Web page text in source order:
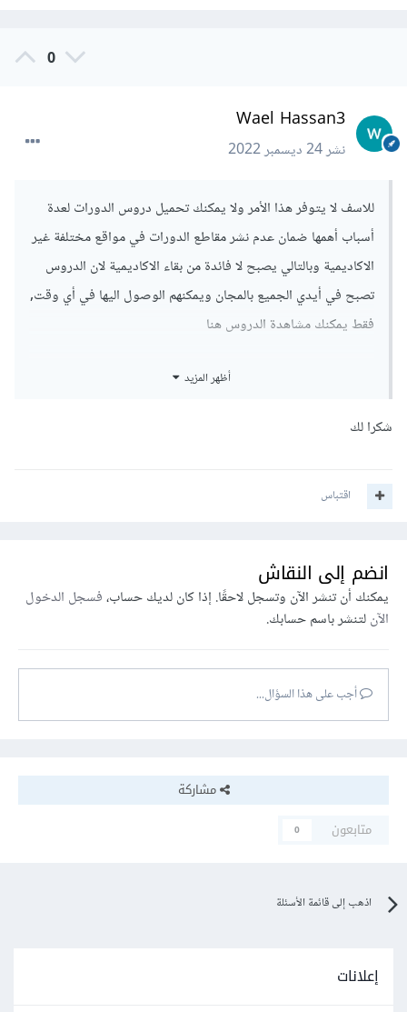
0
Wael Hassan3
نشر24 ديسمبر 2022
للاسف لا يتوفر هذا الأمر ولا يمكنك تحميل دروس الدورات لعدة
أسباب أهمها ضمان عدم نشر مقاطع الدورات في مواقع مختلفة غير
الاكاديمية وبالتالي يصبح لا فائدة من بقاء الاكاديمية لان الدروس
تصبح في أيدي الجميع بالمجان ويمكنهم الوصول اليها في أي وقت,
فقط يمكنك مشاهدة الدروس هنا
أظهر المزيد
شكرا لك
اقتباس
انضم إلى النقاش
يمكنك أن تنشر الآن وتسجل لاحقًا. إذا كان لديك حساب،فسجل الدخول
الآنلتنشر باسم حسابك.
أجب على هذا السؤال...
مشاركة
متابعون
0
اذهب إلى قائمة الأسئلة
إعلانات